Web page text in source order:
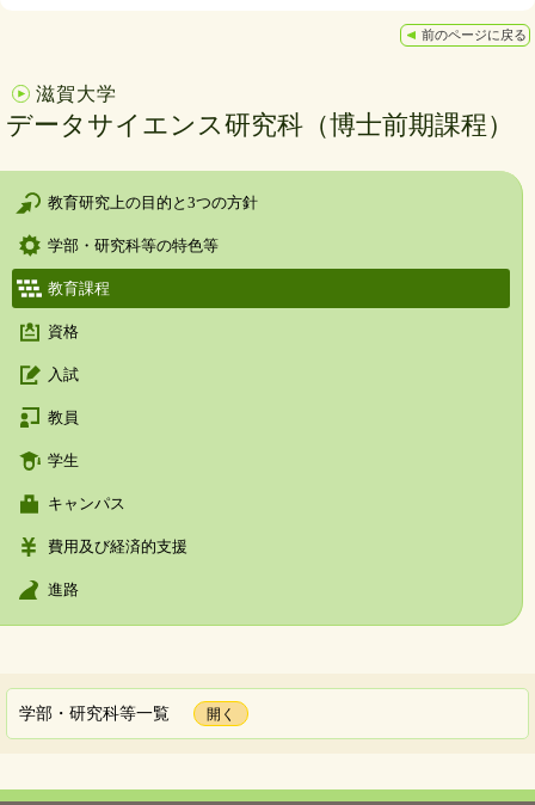
前のページに戻る
滋賀大学
データサイエンス研究科（博士前期課程）
教育研究上の目的と3つの方針
学部・研究科等の特色等
教育課程
資格
入試
教員
学生
キャンパス
費用及び経済的支援
進路
学部・研究科等一覧